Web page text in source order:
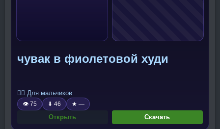
чувак в фиолетовой худи
🧍‍♂️ Для мальчиков
👁 75 ⬇ 46 ★ —
Открыть Скачать